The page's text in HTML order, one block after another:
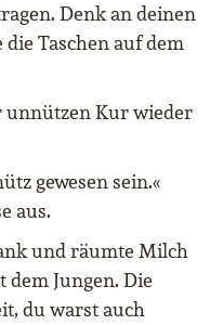
Denk an deinen
die Taschen auf dem
unnützen Kur wieder
gewesen sein.«
aus.
und räumte Milch
Jungen. Die
du warst auch